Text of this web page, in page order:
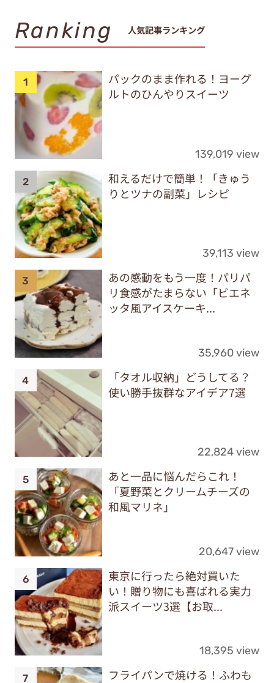
Ranking 人気記事ランキング
パックのまま作れる！ヨーグ
ルトのひんやりスイーツ
139,019 view
和えるだけで簡単！「きゅう
りとツナの副菜」レシピ
39,113 view
あの感動をもう一度！パリパ
リ食感がたまらない「ビエネ
ッタ風アイスケーキ...
35,960 view
「タオル収納」どうしてる？
使い勝手抜群なアイデア7選
22,824 view
あと一品に悩んだらこれ！
「夏野菜とクリームチーズの
和風マリネ」
20,647 view
東京に行ったら絶対買いた
い！贈り物にも喜ばれる実力
派スイーツ3選【お取...
18,395 view
フライパンで焼ける！ふわも